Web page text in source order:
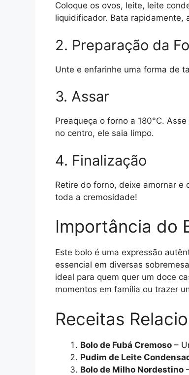
Coloque os ovos, leite, leite
liquidificador. Bata rapidamente,
2. Preparação da
Unte e enfarinhe uma forma de
3. Assar
Preaqueça o forno a 180°C.
no centro, ele saia limpo.
4. Finalização
Retire do forno, deixe amornar e
toda a cremosidade!
Importância do
Este bolo é uma expressão
essencial em diversas
ideal para quem quer um doce
momentos em família ou trazer
Receitas
Bolo de Fubá Cremoso –
Pudim de Leite
Bolo de Milho Nordestino